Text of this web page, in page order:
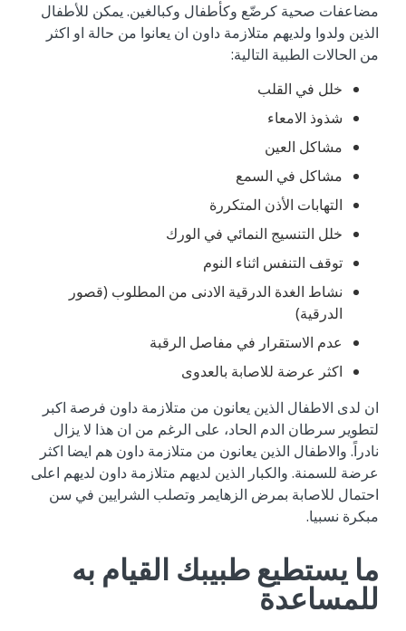
مضاعفات صحية كرضّع وكأطفال وكبالغين. يمكن للأطفال
الذين ولدوا ولديهم متلازمة داون ان يعانوا من حالة او اكثر
من الحالات الطبية التالية:
خلل في القلب
شذوذ الامعاء
مشاكل العين
مشاكل في السمع
التهابات الأذن المتكررة
خلل التنسيج النمائي في الورك
توقف التنفس اثناء النوم
نشاط الغدة الدرقية الادنى من المطلوب (قصور
الدرقية)
عدم الاستقرار في مفاصل الرقبة
اكثر عرضة للاصابة بالعدوى
ان لدى الاطفال الذين يعانون من متلازمة داون فرصة اكبر
لتطوير سرطان الدم الحاد، على الرغم من ان هذا لا يزال
نادراً. والاطفال الذين يعانون من متلازمة داون هم ايضا اكثر
عرضة للسمنة. والكبار الذين لديهم متلازمة داون لديهم اعلى
احتمال للاصابة بمرض الزهايمر وتصلب الشرايين في سن
مبكرة نسبيا.
ما يستطيع طبيبك القيام به
للمساعدة